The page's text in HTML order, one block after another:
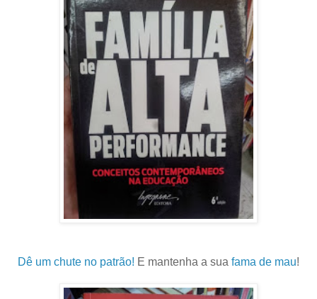
Dê um chute no patrão! E mantenha a sua fama de mau!